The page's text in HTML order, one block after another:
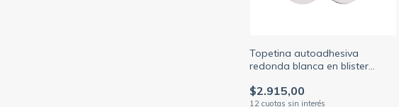
Topetina autoadhesiva
redonda blanca en blister
$2.915,00